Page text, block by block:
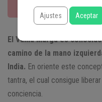
El Vama Marga es
camino de la mano
India. En oriente este
tantra, el cual consigue
conciencia.
Ajustes Aceptar